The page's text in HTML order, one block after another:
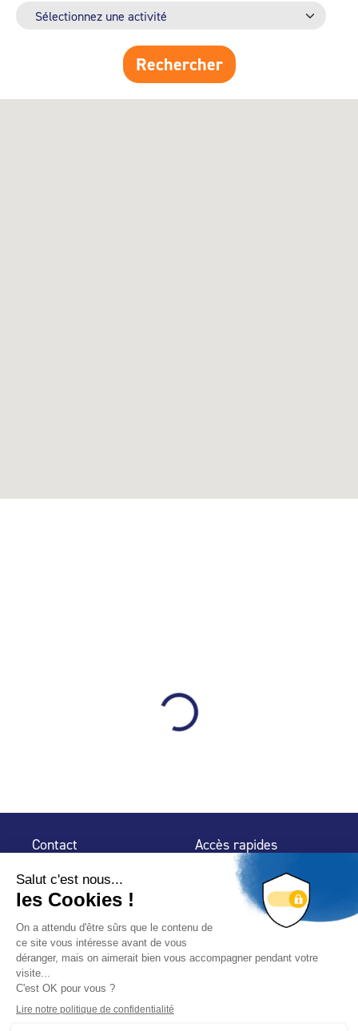
Contact
32 rue de Mogador
75 009 Paris
Accès rapides
Espace Presse
Trouver un
professionnel
Nous suivre